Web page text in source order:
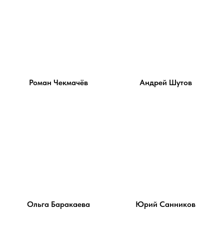
Роман Чекмачёв Андрей Шутов
Ольга Баракаева Юрий Санников